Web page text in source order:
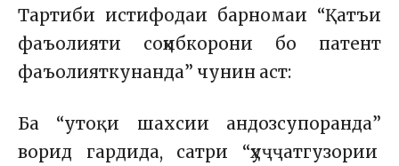
Тартиби истифодаи барномаи “Қатъи
фаъолияти соҳибкорони бо патент
фаъолияткунанда” чунин аст:
Ба “утоқи шахсии андозсупоранда”
ворид гардида, сатри “ҳуҷҷатгузории